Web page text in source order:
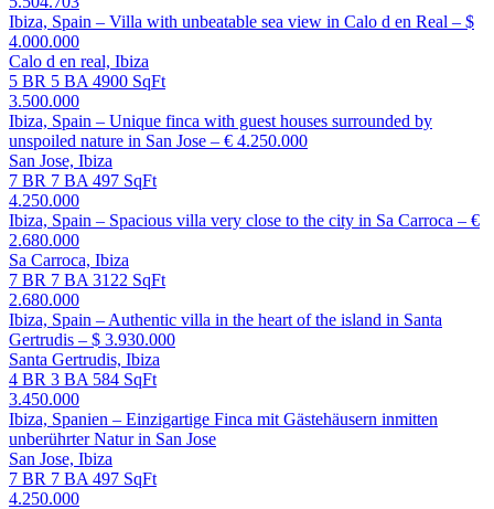
Ibiza, Spain – Villa with unbeatable sea view in Calo d en Real – $
4.000.000
Calo d en real, Ibiza
5 BR 5 BA 4900 SqFt
3.500.000
Ibiza, Spain – Unique finca with guest houses surrounded by
unspoiled nature in San Jose – € 4.250.000
San Jose, Ibiza
7 BR 7 BA 497 SqFt
4.250.000
Ibiza, Spain – Spacious villa very close to the city in Sa Carroca – €
2.680.000
Sa Carroca, Ibiza
7 BR 7 BA 3122 SqFt
2.680.000
Ibiza, Spain – Authentic villa in the heart of the island in Santa
Gertrudis – $ 3.930.000
Santa Gertrudis, Ibiza
4 BR 3 BA 584 SqFt
3.450.000
Ibiza, Spanien – Einzigartige Finca mit Gästehäusern inmitten
unberührter Natur in San Jose
San Jose, Ibiza
7 BR 7 BA 497 SqFt
4.250.000